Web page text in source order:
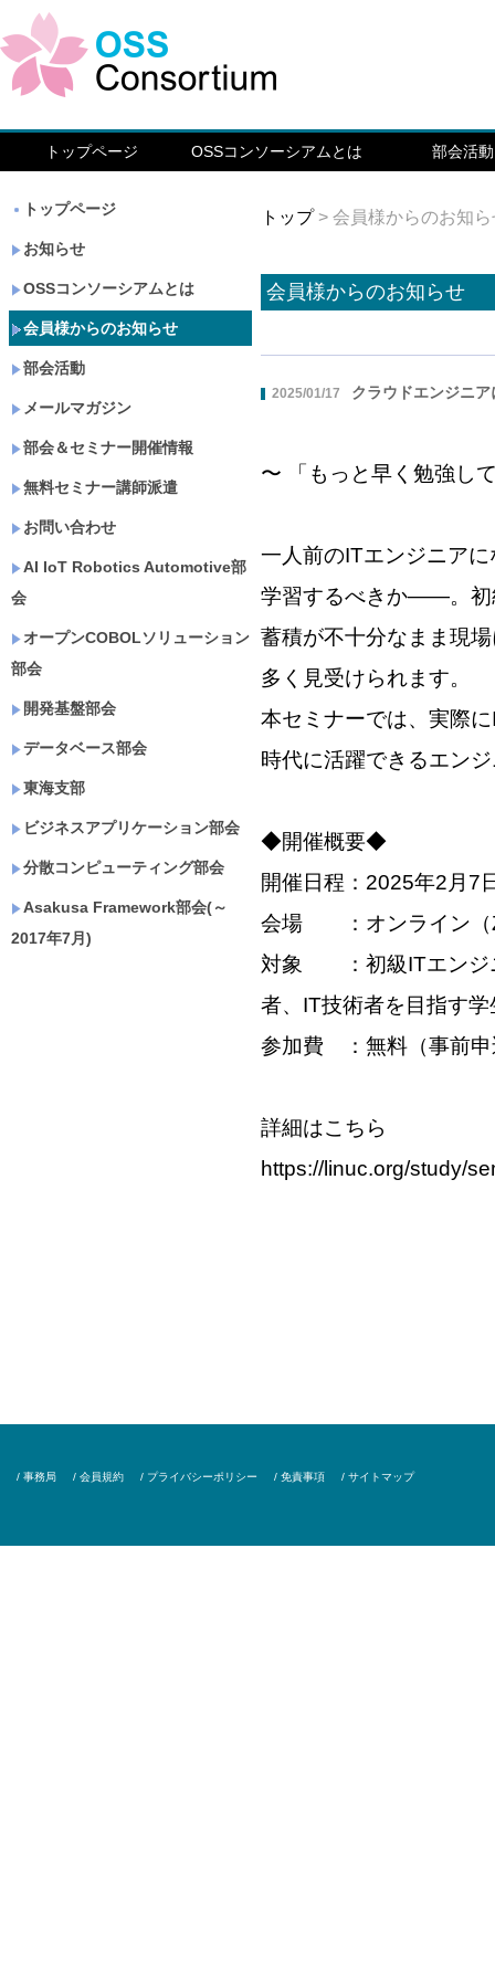
トップページ OSSコンソーシアムとは 部会活動
トップページ
お知らせ
OSSコンソーシアムとは
会員様からのお知らせ
部会活動
メールマガジン
部会＆セミナー開催情報
無料セミナー講師派遣
お問い合わせ
AI IoT Robotics Automotive部
会
オープンCOBOLソリューション
部会
開発基盤部会
データベース部会
東海支部
ビジネスアプリケーション部会
分散コンピューティング部会
Asakusa Framework部会(～
2017年7月)
トップ> 会員様からのお知ら
会員様からのお知らせ
2025/01/17 クラウドエンジニ
〜 「もっと早く勉強し
一人前のITエンジニア
学習するべきか——。初
蓄積が不十分なまま現
多く見受けられます。
本セミナーでは、実際
時代に活躍できるエン
◆開催概要◆
開催日程：2025年2月
会場 ：オンライン（
対象 ：初級ITエンジニ
者、IT技術者を目指す学
参加費 ：無料（事前申
詳細はこちら
https://linuc.org/study/
/ 事務局 / 会員規約 / プライバシーポリシー / 免責事項 / サイトマップ